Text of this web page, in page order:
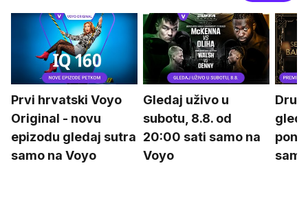
Prvi hrvatski Voyo
Original - novu
epizodu gledaj sutra
samo na Voyo
Gledaj uživo u
subotu, 8.8. od
20:00 sati samo na
Voyo